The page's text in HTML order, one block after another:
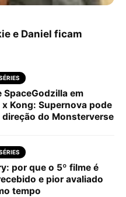
e Daniel ficam
SpaceGodzilla em
Kong: Supernova pode
direção do Monsterverse
por que o 5º filme é
e pior avaliado
tempo